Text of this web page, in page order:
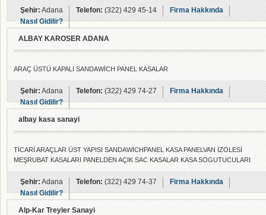
Şehir:Adana Telefon:(322) 429 45-14
Firma Hakkında
Nasıl Gidilir?
ALBAY KAROSER ADANA
ARAÇ ÜSTÜ KAPALI SANDAWİCH PANEL KASALAR
Şehir:Adana Telefon:(322) 429 74-27
Firma Hakkında
Nasıl Gidilir?
albay kasa sanayi
TİCARİ ARAÇLAR ÜST YAPISI SANDAWİCHPANEL KASA PANELVAN İZOLESİ
MEŞRUBAT KASALARI PANELDEN AÇIK SAC KASALAR KASA SOGUTUCULARI
Şehir:Adana Telefon:(322) 429 74-37
Firma Hakkında
Nasıl Gidilir?
Alp-Kar Treyler Sanayi